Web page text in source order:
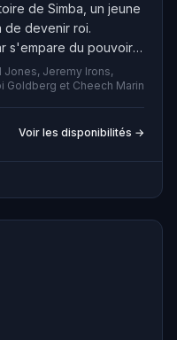
de Simba, un jeune
de devenir roi.
s'empare du pouvoir,
légitime. Celui-ci
avec ses étranges
ses responsabilités
il doit faire face à son
sa place dans la
Jones, Jeremy Irons,
Goldberg et Cheech Marin
Voir les disponibilités →